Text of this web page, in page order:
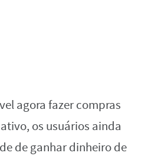
agora fazer compras
os usuários ainda
de ganhar dinheiro de